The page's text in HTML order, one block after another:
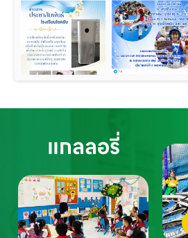
แกลลอรี่